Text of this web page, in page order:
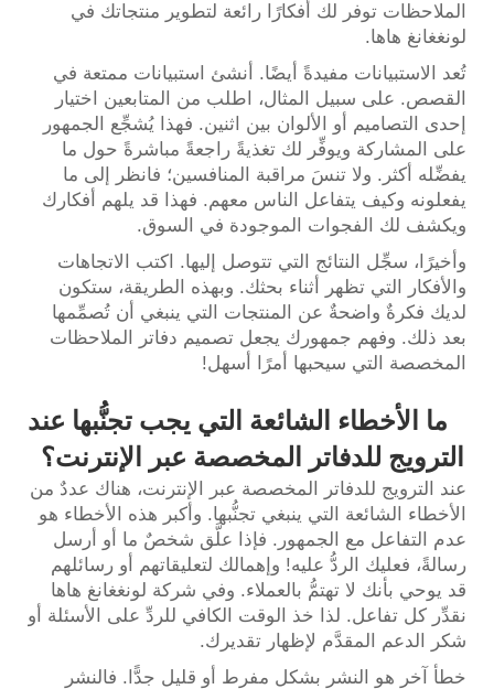
الملاحظات توفر لك أفكارًا رائعة لتطوير منتجاتك في
لونغغانغ هاها.
تُعد الاستبيانات مفيدةً أيضًا. أنشئ استبيانات ممتعة في
القصص. على سبيل المثال، اطلب من المتابعين اختيار
إحدى التصاميم أو الألوان بين اثنين. فهذا يُشجِّع الجمهور
على المشاركة ويوفِّر لك تغذيةً راجعةً مباشرةً حول ما
يفضِّله أكثر. ولا تنسَ مراقبة المنافسين؛ فانظر إلى ما
يفعلونه وكيف يتفاعل الناس معهم. فهذا قد يلهم أفكارك
ويكشف لك الفجوات الموجودة في السوق.
وأخيرًا، سجِّل النتائج التي تتوصل إليها. اكتب الاتجاهات
والأفكار التي تظهر أثناء بحثك. وبهذه الطريقة، ستكون
لديك فكرةٌ واضحةٌ عن المنتجات التي ينبغي أن تُصمِّمها
بعد ذلك. وفهم جمهورك يجعل تصميم دفاتر الملاحظات
المخصصة التي سيحبها أمرًا أسهل!
ما الأخطاء الشائعة التي يجب تجنُّبها عند
الترويج للدفاتر المخصصة عبر الإنترنت؟
عند الترويج للدفاتر المخصصة عبر الإنترنت، هناك عددٌ من
الأخطاء الشائعة التي ينبغي تجنُّبها. وأكبر هذه الأخطاء هو
عدم التفاعل مع الجمهور. فإذا علَّق شخصٌ ما أو أرسل
رسالةً، فعليك الردُّ عليه! وإهمالك لتعليقاتهم أو رسائلهم
قد يوحي بأنك لا تهتمُّ بالعملاء. وفي شركة لونغغانغ هاها
نقدِّر كل تفاعل. لذا خذ الوقت الكافي للردِّ على الأسئلة أو
شكر الدعم المقدَّم لإظهار تقديرك.
خطأ آخر هو النشر بشكل مفرط أو قليل جدًّا. فالنشر